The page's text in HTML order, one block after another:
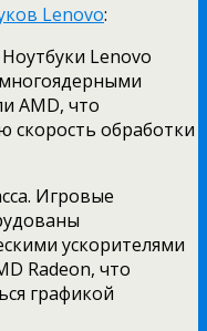
Lenovo:
Lenovo
AMD, что
скорость обработки
Игровые
ускорителями
Radeon, что
графикой